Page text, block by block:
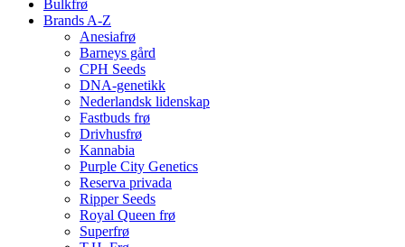
Bulkfrø
Brands A-Z
Anesiafrø
Barneys gård
CPH Seeds
DNA-genetikk
Nederlandsk lidenskap
Fastbuds frø
Drivhusfrø
Kannabia
Purple City Genetics
Reserva privada
Ripper Seeds
Royal Queen frø
Superfrø